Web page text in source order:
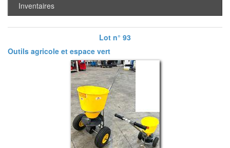
Inventaires
Lot n° 93
Outils agricole et espace vert